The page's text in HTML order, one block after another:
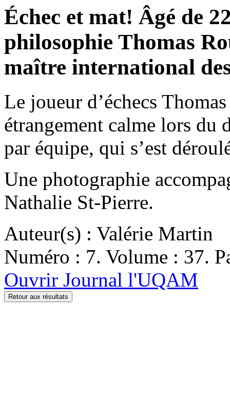
Échec et mat! Âgé de
philosophie Thomas
maître international
Le joueur d’échecs
étrangement calme lors du
par équipe, qui s’est
Une photographie
Nathalie St-Pierre.
Auteur(s) : Valérie Martin
Numéro : 7. Volume : 37.
Ouvrir Journal l'UQAM
Retour aux résultats